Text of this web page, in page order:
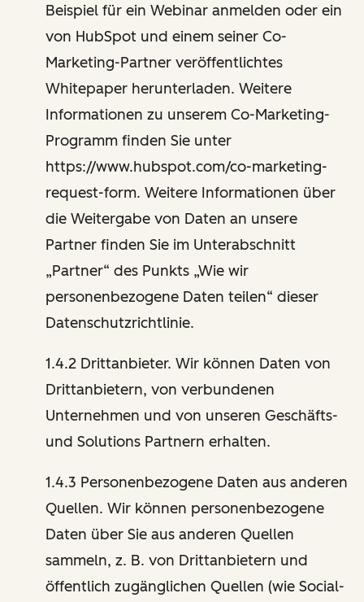
Beispiel für ein Webinar anmelden oder ein
von HubSpot und einem seiner Co-
Marketing-Partner veröffentlichtes
Whitepaper herunterladen. Weitere
Informationen zu unserem Co-Marketing-
Programm finden Sie unter
https://www.hubspot.com/co-marketing-
request-form. Weitere Informationen über
die Weitergabe von Daten an unsere
Partner finden Sie im Unterabschnitt
„Partner“ des Punkts „Wie wir
personenbezogene Daten teilen“ dieser
Datenschutzrichtlinie.
1.4.2 Drittanbieter. Wir können Daten von
Drittanbietern, von verbundenen
Unternehmen und von unseren Geschäfts-
und Solutions Partnern erhalten.
1.4.3 Personenbezogene Daten aus anderen
Quellen. Wir können personenbezogene
Daten über Sie aus anderen Quellen
sammeln, z. B. von Drittanbietern und
öffentlich zugänglichen Quellen (wie Social-